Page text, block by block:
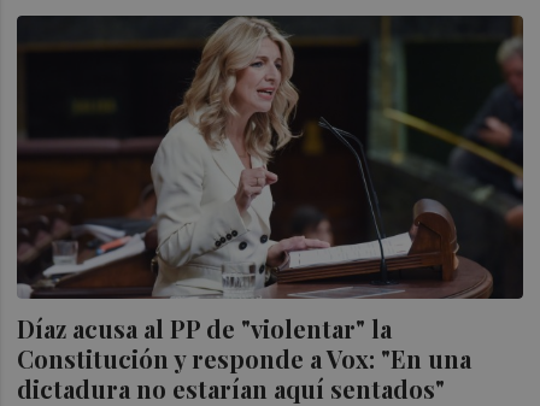
Díaz acusa al PP de "violentar" la
Constitución y responde a Vox: "En una
dictadura no estarían aquí sentados"